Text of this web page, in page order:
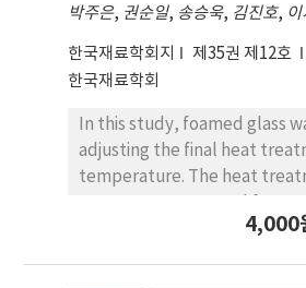
614±384, 387±439mgC m-2 d-
다. 이는 높은 광량과 수온으로 인
탄소 흡수율이 증가했기 때문으로
의 기초생산력은 영양염보다 수온
더 크게 작용한 것으로 나타났으
능한 먹이원은 식물플랑크톤 외 유
다고 판단된다.
박주은, 권순일, 송승욱, 김진호,
한국재료학회지 제35권 제12호
한국재료학회
In this study, foamed glass
adjusting the final heat
temperature. The heat
at 50 °C intervals. Blast4,000